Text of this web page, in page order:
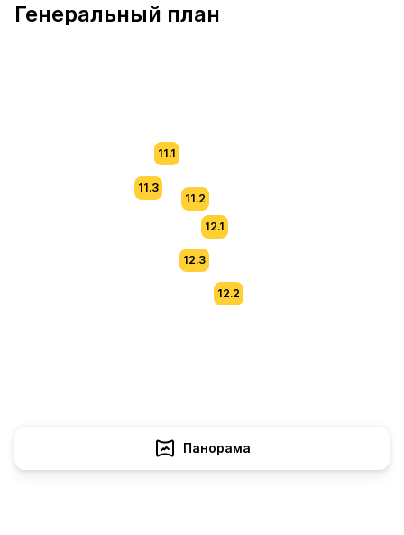
Генеральный план
11.3
11.1
11.2
12.1
12.2
12.3
Панорама